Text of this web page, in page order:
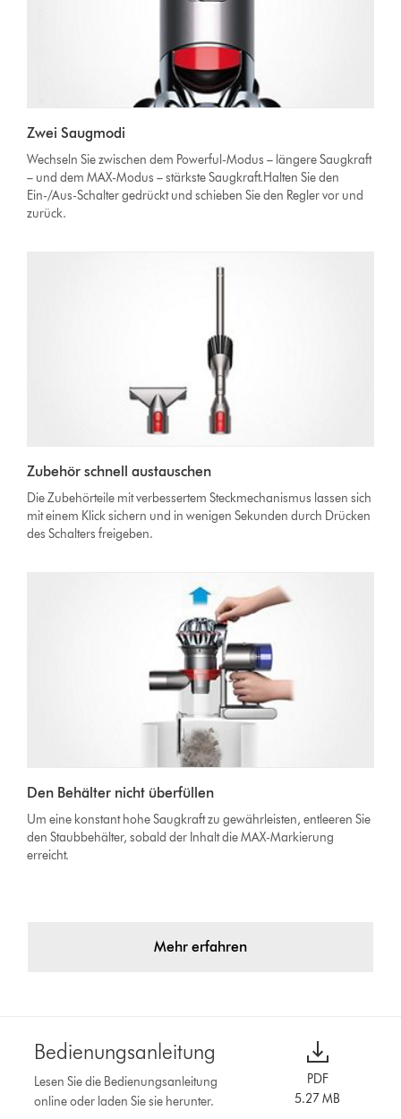
Zwei Saugmodi
Wechseln Sie zwischen dem Powerful-Modus – längere Saugkraft
– und dem MAX-Modus – stärkste Saugkraft.Halten Sie den
Ein-/Aus-Schalter gedrückt und schieben Sie den Regler vor und
zurück.
Zubehör schnell austauschen
Die Zubehörteile mit verbessertem Steckmechanismus lassen sich
mit einem Klick sichern und in wenigen Sekunden durch Drücken
des Schalters freigeben.
Den Behälter nicht überfüllen
Um eine konstant hohe Saugkraft zu gewährleisten, entleeren Sie
den Staubbehälter, sobald der Inhalt die MAX-Markierung
erreicht.
Mehr erfahren
Bedienungsanleitung
Lesen Sie die Bedienungsanleitung
online oder laden Sie sie herunter.
PDF
5.27 MB